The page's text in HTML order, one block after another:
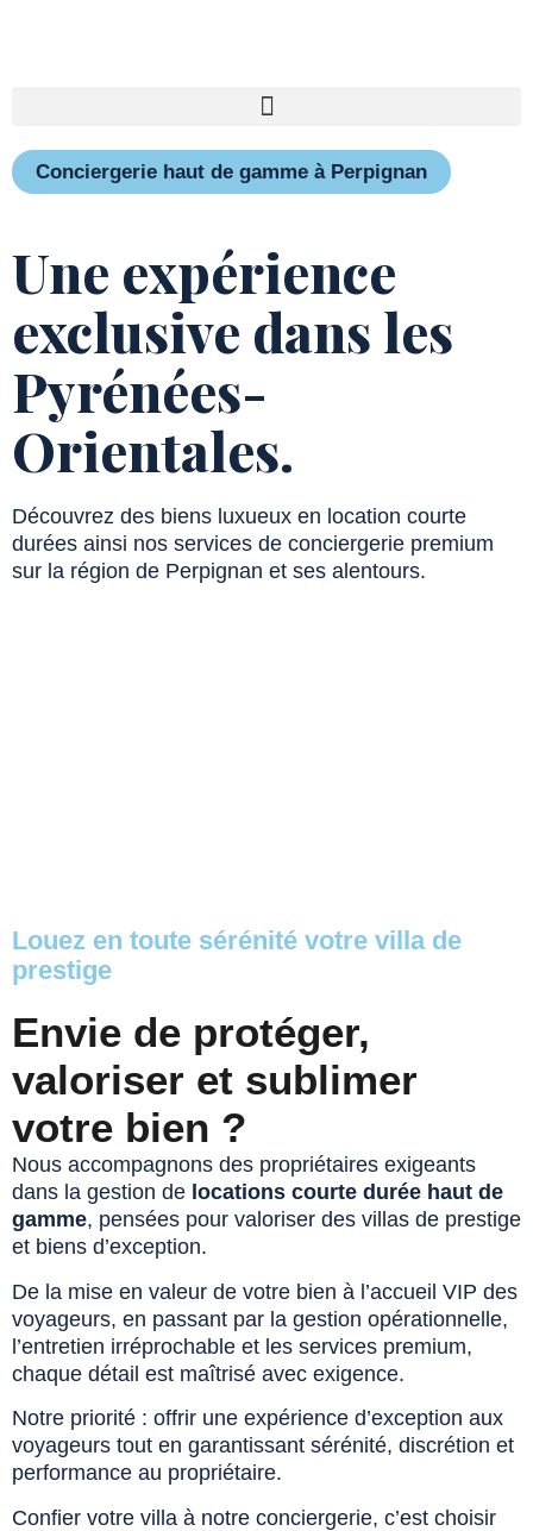
Conciergerie haut de gamme à Perpignan
Une expérience
exclusive dans les
Pyrénées-
Orientales.
Découvrez des biens luxueux en location courte
durées ainsi nos services de conciergerie premium
sur la région de Perpignan et ses alentours.
Louez en toute sérénité votre villa de
prestige
Envie de protéger,
valoriser et sublimer
votre bien ?
Nous accompagnons des propriétaires exigeants
dans la gestion de locations courte durée haut de
gamme, pensées pour valoriser des villas de prestige
et biens d’exception.
De la mise en valeur de votre bien à l’accueil VIP des
voyageurs, en passant par la gestion opérationnelle,
l’entretien irréprochable et les services premium,
chaque détail est maîtrisé avec exigence.
Notre priorité : offrir une expérience d’exception aux
voyageurs tout en garantissant sérénité, discrétion et
performance au propriétaire.
Confier votre villa à notre conciergerie, c’est choisir